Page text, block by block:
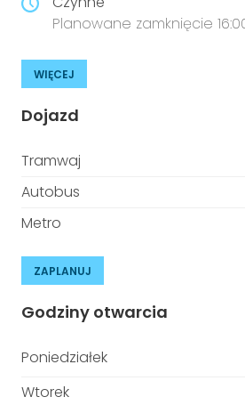
Planowane zamknięcie
WIĘCEJ
Dojazd
Tramwaj
Autobus
Metro
ZAPLANUJ
Godziny otwarcia
Poniedziałek
Wtorek